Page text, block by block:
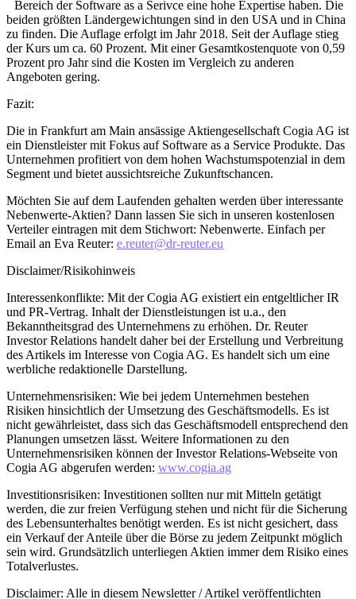
Bereich der Software as a Serivce eine hohe Expertise haben. Die
beiden größten Ländergewichtungen sind in den USA und in China
zu finden. Die Auflage erfolgt im Jahr 2018. Seit der Auflage stieg
der Kurs um ca. 60 Prozent. Mit einer Gesamtkostenquote von 0,59
Prozent pro Jahr sind die Kosten im Vergleich zu anderen
Angeboten gering.
Fazit:
Die in Frankfurt am Main ansässige Aktiengesellschaft Cogia AG ist
ein Dienstleister mit Fokus auf Software as a Service Produkte. Das
Unternehmen profitiert von dem hohen Wachstumspotenzial in dem
Segment und bietet aussichtsreiche Zukunftschancen.
Möchten Sie auf dem Laufenden gehalten werden über interessante
Nebenwerte-Aktien? Dann lassen Sie sich in unseren kostenlosen
Verteiler eintragen mit dem Stichwort: Nebenwerte. Einfach per
Email an Eva Reuter: e.reuter@dr-reuter.eu
Disclaimer/Risikohinweis
Interessenkonflikte: Mit der Cogia AG existiert ein entgeltlicher IR
und PR-Vertrag. Inhalt der Dienstleistungen ist u.a., den
Bekanntheitsgrad des Unternehmens zu erhöhen. Dr. Reuter
Investor Relations handelt daher bei der Erstellung und Verbreitung
des Artikels im Interesse von Cogia AG. Es handelt sich um eine
werbliche redaktionelle Darstellung.
Unternehmensrisiken: Wie bei jedem Unternehmen bestehen
Risiken hinsichtlich der Umsetzung des Geschäftsmodells. Es ist
nicht gewährleistet, dass sich das Geschäftsmodell entsprechend den
Planungen umsetzen lässt. Weitere Informationen zu den
Unternehmensrisiken können der Investor Relations-Webseite von
Cogia AG abgerufen werden: www.cogia.ag
Investitionsrisiken: Investitionen sollten nur mit Mitteln getätigt
werden, die zur freien Verfügung stehen und nicht für die Sicherung
des Lebensunterhaltes benötigt werden. Es ist nicht gesichert, dass
ein Verkauf der Anteile über die Börse zu jedem Zeitpunkt möglich
sein wird. Grundsätzlich unterliegen Aktien immer dem Risiko eines
Totalverlustes.
Disclaimer: Alle in diesem Newsletter / Artikel veröffentlichten